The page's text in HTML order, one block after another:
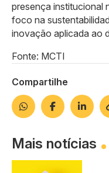
presença institucional
foco na
inovação aplicada ao
Fonte: MCTI
Compartilhe
Mais notícias